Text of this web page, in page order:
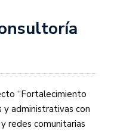
“Fortalecimiento
y administrativas con
redes comunitarias